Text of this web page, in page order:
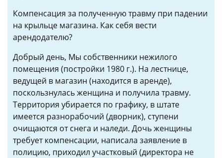
Компенсация за полученную травму при падении
на крыльце магазина. Как себя вести
арендодателю?
Добрый день, Мы собственники нежилого
помещения (постройки 1980 г.). На лестнице,
ведущей в магазин (находится в аренде),
поскользнулась женщина и получила травму.
Территория убирается по графику, в штате
имеется разнорабочий (дворник), ступени
очищаются от снега и наледи. Дочь женщины
требует компенсации, написала заявление в
полицию, приходил участковый (директора не